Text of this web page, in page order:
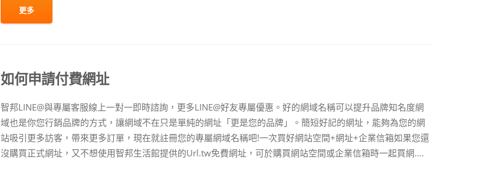
更多
如何申請付費網址
智邦LINE@與專屬客服線上一對一即時諮詢，更多LINE@好友專屬優惠。好的網域名稱可以提升品牌知名度網
域也是你您行銷品牌的方式，讓網域不在只是單純的網址「更是您的品牌」。簡短好記的網址，能夠為您的網
站吸引更多訪客，帶來更多訂單，現在就註冊您的專屬網域名稱吧!一次買好網站空間+網址+企業信箱如果您還
沒購買正式網址，又不想使用智邦生活館提供的Url.tw免費網址，可於購買網站空間或企業信箱時一起買網....